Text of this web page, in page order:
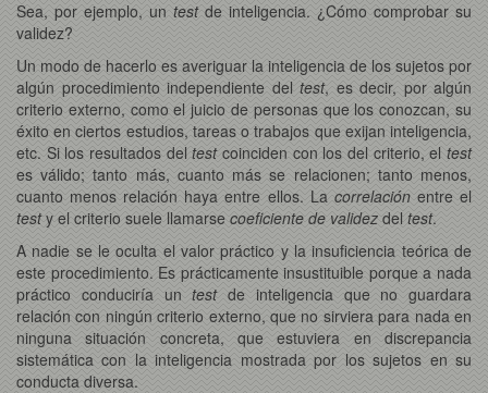
Sea, por ejemplo, un testde inteligencia. ¿Cómo comprobar su
validez?
Un modo de hacerlo es averiguar la inteligencia de los sujetos por
algún procedimiento independiente del test, es decir, por algún
criterio externo, como el juicio de personas que los conozcan, su
éxito en ciertos estudios, tareas o trabajos que exijan inteligencia,
etc. Si los resultados deltestcoinciden con los del criterio, eltest
es válido; tanto más, cuanto más se relacionen; tanto menos,
cuanto menos relación haya entre ellos. La correlaciónentre el
testy el criterio suele llamarse coeficiente de validez del test.
A nadie se le oculta el valor práctico y la insuficiencia teórica de
este procedimiento. Es prácticamente insustituible porque a nada
práctico conduciría untestde inteligencia que no guardara
relación con ningún criterio externo, que no sirviera para nada en
ninguna situación concreta, que estuviera en discrepancia
sistemática con la inteligencia mostrada por los sujetos en su
conducta diversa.